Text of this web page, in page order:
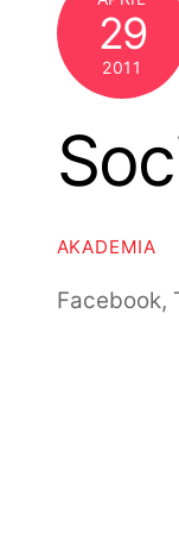
29
2011
AKADEMIA
Facebook,